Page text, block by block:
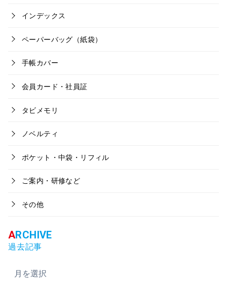
インデックス
ペーパーバッグ（紙袋）
手帳カバー
会員カード・社員証
タビメモリ
ノベルティ
ポケット・中袋・リフィル
ご案内・研修など
その他
過去記事
ー